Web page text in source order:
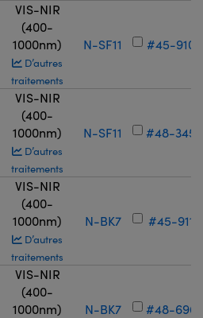
VIS-NIR
(400-
1000nm)
D’autres
traitements
N-SF11 #45-910
VIS-NIR
(400-
1000nm)
D’autres
traitements
N-SF11 #48-345
VIS-NIR
(400-
1000nm)
D’autres
traitements
N-BK7 #45-911
VIS-NIR
(400-
1000nm)
N-BK7 #48-696